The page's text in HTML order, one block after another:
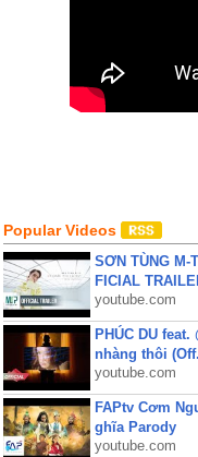
Popular Videos
SƠN TÙNG M-
FICIAL
youtube.com
PHÚC DU
nhàng thôi
youtube.com
FAPtv Cơm
ghĩa Parody
youtube.com